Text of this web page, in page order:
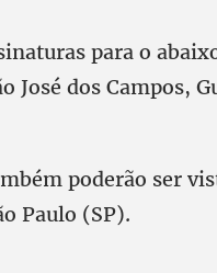
para o
José dos Campos,
poderão ser
Paulo (SP).